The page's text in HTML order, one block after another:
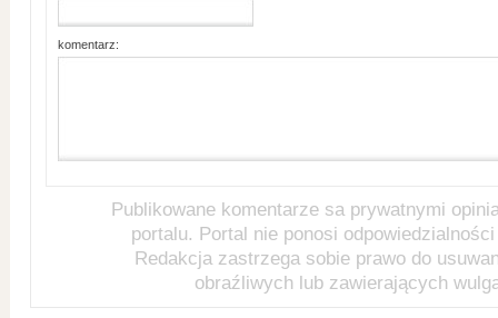
komentarz:
Publikowane komentarze sa prywatnymi
portalu. Portal nie ponosi
Redakcja zastrzega sobie prawo do
obraźliwych lub zawierających